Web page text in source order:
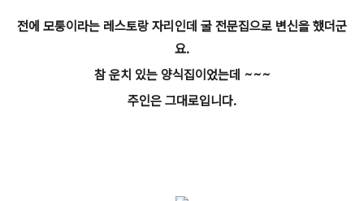
전에 모퉁이라는 레스토랑 자리인데 굴 전문집으로 변신을 했더군
요.
참 운치 있는 양식집이었는데 ~~~
주인은 그대로입니다.